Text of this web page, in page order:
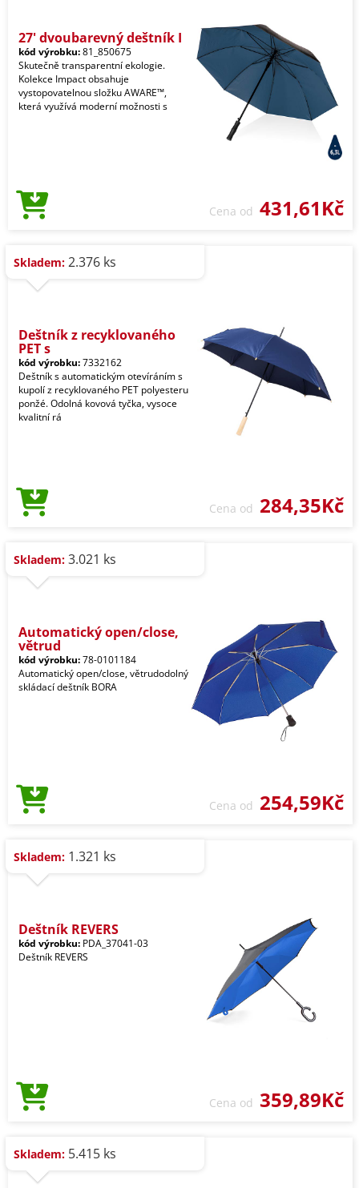
27' dvoubarevný deštník I
kód výrobku:81_850675
Skutečně transparentní ekologie.
Kolekce Impact obsahuje
vystopovatelnou složku AWARE™,
která využívá moderní možnosti s
Cena od 431,61Kč
Skladem: 2.376 ks
Deštník z recyklovaného
PET s
kód výrobku:7332162
Deštník s automatickým otevíráním s
kupolí z recyklovaného PET polyesteru
ponžé. Odolná kovová tyčka, vysoce
kvalitní rá
Cena od 284,35Kč
Skladem: 3.021 ks
Automatický open/close,
větrud
kód výrobku:78-0101184
Automatický open/close, větrudodolný
skládací deštník BORA
Cena od 254,59Kč
Skladem: 1.321 ks
Deštník REVERS
kód výrobku: PDA_37041-03
Deštník REVERS
Cena od 359,89Kč
Skladem: 5.415 ks